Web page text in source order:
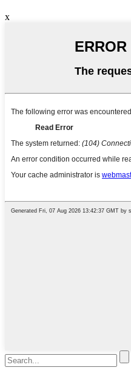
x